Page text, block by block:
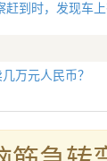
到时，发现车
万元人民币？